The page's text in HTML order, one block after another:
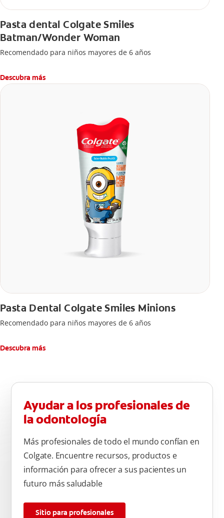
Pasta dental Colgate Smiles
Batman/Wonder Woman
Recomendado para niños mayores de 6 años
Descubra más
Pasta Dental Colgate Smiles Minions
Recomendado para niños mayores de 6 años
Descubra más
Ayudar a los profesionales de
la odontología
Más profesionales de todo el mundo confían en
Colgate. Encuentre recursos, productos e
información para ofrecer a sus pacientes un
futuro más saludable
Sitio para profesionales